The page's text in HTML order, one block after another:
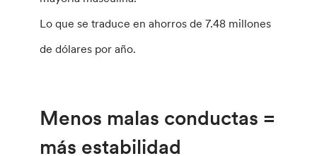
Lo que se traduce en ahorros de 7.48 millones
de dólares por año.
Menos malas conductas =
más estabilidad